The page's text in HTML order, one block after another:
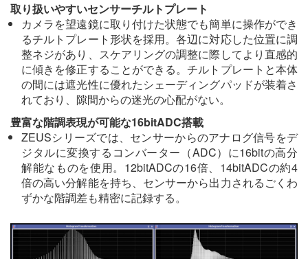
取り扱いやすいセンサーチルトプレート
カメラを望遠鏡に取り付けた状態でも簡単に操作ができ
るチルトプレート形状を採用。各辺に対応した位置に調
整ネジがあり、スケアリングの調整に際してより直感的
に傾きを修正することができる。チルトプレートと本体
の間には遮光性に優れたシェーディングパッドが装着さ
れており、隙間からの迷光の心配がない。
豊富な階調表現が可能な16bitADC搭載
ZEUSシリーズでは、センサーからのアナログ信号をデ
ジタルに変換するコンバーター（ADC）に16bitの高分
解能なものを使用。12bitADCの16倍、14bitADCの約4
倍の高い分解能を持ち、センサーから出力されるごくわ
ずかな階調差も精密に記録する。